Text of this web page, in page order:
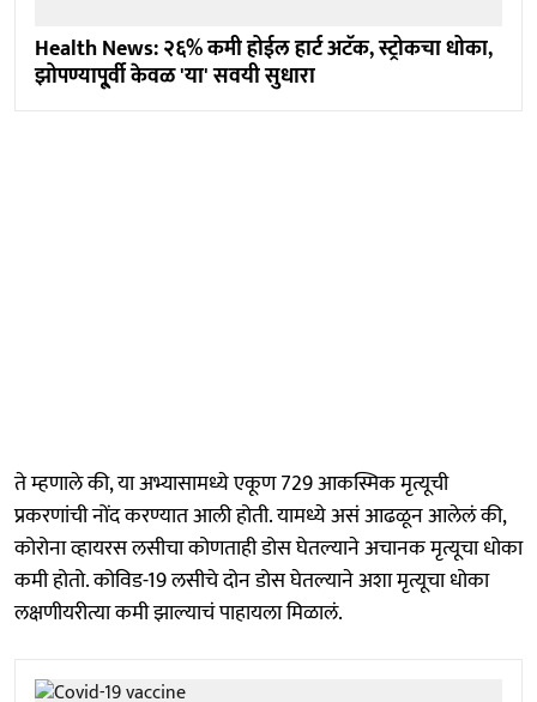
Health News: २६% कमी होईल हार्ट अटॅक, स्ट्रोकचा धोका,
झोपण्यापू्र्वी केवळ 'या' सवयी सुधारा
ते म्हणाले की, या अभ्यासामध्ये एकूण 729 आकस्मिक मृत्यूची
प्रकरणांची नोंद करण्यात आली होती. यामध्ये असं आढळून आलेलं की,
कोरोना व्हायरस लसीचा कोणताही डोस घेतल्याने अचानक मृत्यूचा धोका
कमी होतो. कोविड-19 लसीचे दोन डोस घेतल्याने अशा मृत्यूचा धोका
लक्षणीयरीत्या कमी झाल्याचं पाहायला मिळालं.